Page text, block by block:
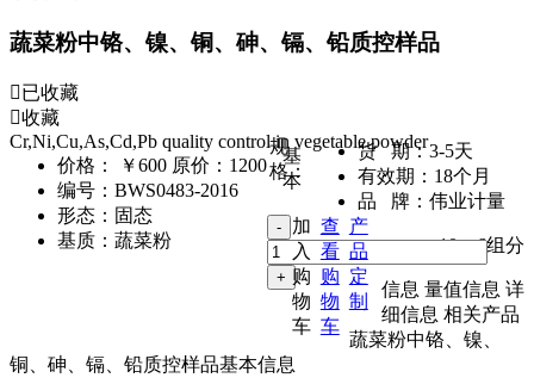
蔬菜粉中铬、镍、铜、砷、镉、铅质控样品
已收藏
收藏
Cr,Ni,Cu,As,Cd,Pb quality control in vegetable powder
价格：
￥600 原价：1200
编号： BWS0483-2016
形态： 固态
基质： 蔬菜粉
货 期：3-5天
有效期： 18个月
品 牌： 伟业计量
规
格：
10g,6组分
加
入
购
物
车
查
看
购
物
车
产
品
定
制
基
本
信息 量值信息 详
细信息 相关产品
蔬菜粉中铬、镍、
铜、砷、镉、铅质控样品基本信息